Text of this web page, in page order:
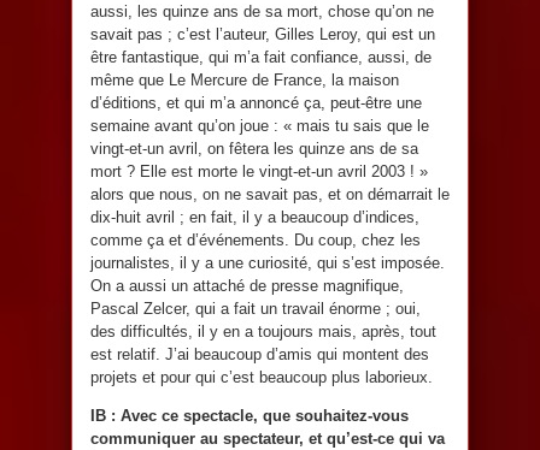
aussi, les quinze ans de sa mort, chose qu’on ne
savait pas ; c’est l’auteur, Gilles Leroy, qui est un
être fantastique, qui m’a fait confiance, aussi, de
même que Le Mercure de France, la maison
d’éditions, et qui m’a annoncé ça, peut-être une
semaine avant qu’on joue : « mais tu sais que le
vingt-et-un avril, on fêtera les quinze ans de sa
mort ? Elle est morte le vingt-et-un avril 2003 ! »
alors que nous, on ne savait pas, et on démarrait le
dix-huit avril ; en fait, il y a beaucoup d’indices,
comme ça et d’événements. Du coup, chez les
journalistes, il y a une curiosité, qui s’est imposée.
On a aussi un attaché de presse magnifique,
Pascal Zelcer, qui a fait un travail énorme ; oui,
des difficultés, il y en a toujours mais, après, tout
est relatif. J’ai beaucoup d’amis qui montent des
projets et pour qui c’est beaucoup plus laborieux.
IB : Avec ce spectacle, que souhaitez-vous
communiquer au spectateur, et qu’est-ce qui va